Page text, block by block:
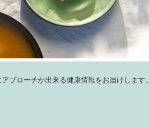
プローチか出来る健康情報をお届けします。